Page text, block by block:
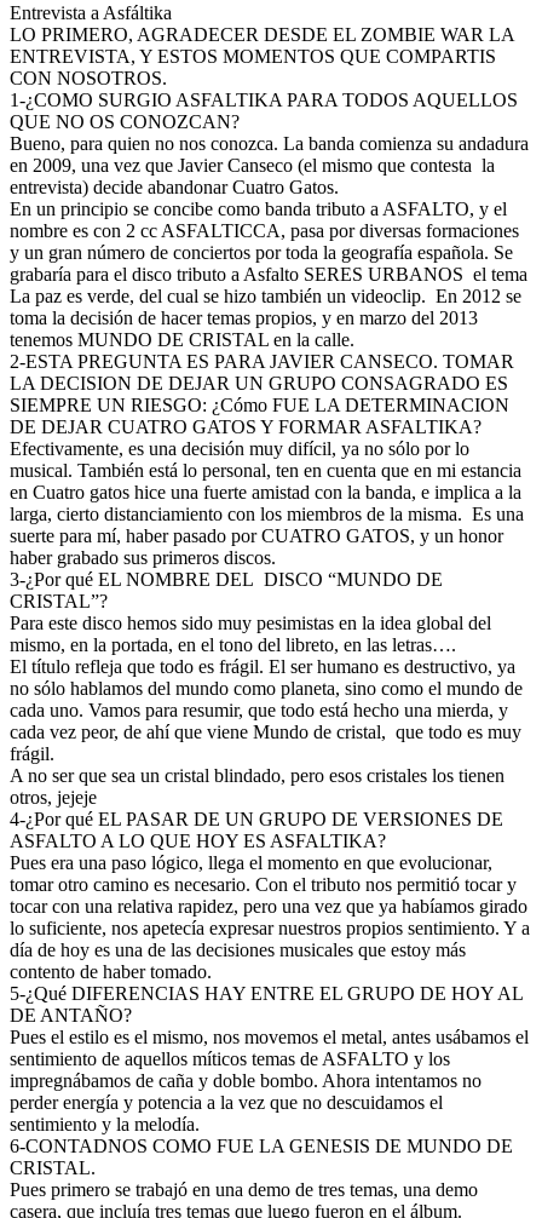
Entrevista a Asfáltika
LO PRIMERO, AGRADECER DESDE EL ZOMBIE WAR LA
ENTREVISTA, Y ESTOS MOMENTOS QUE COMPARTIS
CON NOSOTROS.
1-¿COMO SURGIO ASFALTIKA PARA TODOS AQUELLOS
QUE NO OS CONOZCAN?
Bueno, para quien no nos conozca. La banda comienza su andadura
en 2009, una vez que Javier Canseco (el mismo que contesta la
entrevista) decide abandonar Cuatro Gatos.
En un principio se concibe como banda tributo a ASFALTO, y el
nombre es con 2 cc ASFALTICCA, pasa por diversas formaciones
y un gran número de conciertos por toda la geografía española. Se
grabaría para el disco tributo a Asfalto SERES URBANOS el tema
La paz es verde, del cual se hizo también un videoclip. En 2012 se
toma la decisión de hacer temas propios, y en marzo del 2013
tenemos MUNDO DE CRISTAL en la calle.
2-ESTA PREGUNTA ES PARA JAVIER CANSECO. TOMAR
LA DECISION DE DEJAR UN GRUPO CONSAGRADO ES
SIEMPRE UN RIESGO: ¿Cómo FUE LA DETERMINACION
DE DEJAR CUATRO GATOS Y FORMAR ASFALTIKA?
Efectivamente, es una decisión muy difícil, ya no sólo por lo
musical. También está lo personal, ten en cuenta que en mi estancia
en Cuatro gatos hice una fuerte amistad con la banda, e implica a la
larga, cierto distanciamiento con los miembros de la misma. Es una
suerte para mí, haber pasado por CUATRO GATOS, y un honor
haber grabado sus primeros discos.
3-¿Por qué EL NOMBRE DEL DISCO “MUNDO DE
CRISTAL”?
Para este disco hemos sido muy pesimistas en la idea global del
mismo, en la portada, en el tono del libreto, en las letras….
El título refleja que todo es frágil. El ser humano es destructivo, ya
no sólo hablamos del mundo como planeta, sino como el mundo de
cada uno. Vamos para resumir, que todo está hecho una mierda, y
cada vez peor, de ahí que viene Mundo de cristal, que todo es muy
frágil.
A no ser que sea un cristal blindado, pero esos cristales los tienen
otros, jejeje
4-¿Por qué EL PASAR DE UN GRUPO DE VERSIONES DE
ASFALTO A LO QUE HOY ES ASFALTIKA?
Pues era una paso lógico, llega el momento en que evolucionar,
tomar otro camino es necesario. Con el tributo nos permitió tocar y
tocar con una relativa rapidez, pero una vez que ya habíamos girado
lo suficiente, nos apetecía expresar nuestros propios sentimiento. Y a
día de hoy es una de las decisiones musicales que estoy más
contento de haber tomado.
5-¿Qué DIFERENCIAS HAY ENTRE EL GRUPO DE HOY AL
DE ANTAÑO?
Pues el estilo es el mismo, nos movemos el metal, antes usábamos el
sentimiento de aquellos míticos temas de ASFALTO y los
impregnábamos de caña y doble bombo. Ahora intentamos no
perder energía y potencia a la vez que no descuidamos el
sentimiento y la melodía.
6-CONTADNOS COMO FUE LA GENESIS DE MUNDO DE
CRISTAL.
Pues primero se trabajó en una demo de tres temas, una demo
casera, que incluía tres temas que luego fueron en el álbum.